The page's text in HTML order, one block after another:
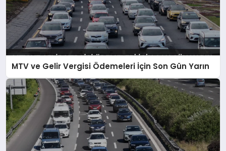
MTV ve Gelir Vergisi Ödemeleri İçin Son Gün Yarın